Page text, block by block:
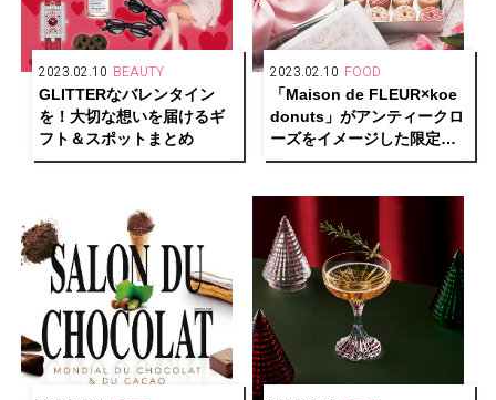
2023.02.10 BEAUTY
GLITTERなバレンタイン
を！大切な想いを届けるギ
フト＆スポットまとめ
2023.02.10 FOOD
「Maison de FLEUR×koe
donuts」がアンティークロ
ーズをイメージした限定ク
ッキー缶で初のコラボレー